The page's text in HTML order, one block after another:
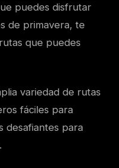
puedes disfrutar
de primavera, te
que puedes
variedad de rutas
fáciles para
desafiantes para